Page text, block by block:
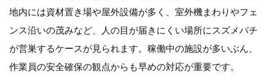
地内には資材置き場や屋外設備が多く、室外機まわりやフェ
ンス沿いの茂みなど、人の目が届きにくい場所にスズメバチ
が営巣するケースが見られます。稼働中の施設が多いぶん、
作業員の安全確保の観点からも早めの対応が重要です。